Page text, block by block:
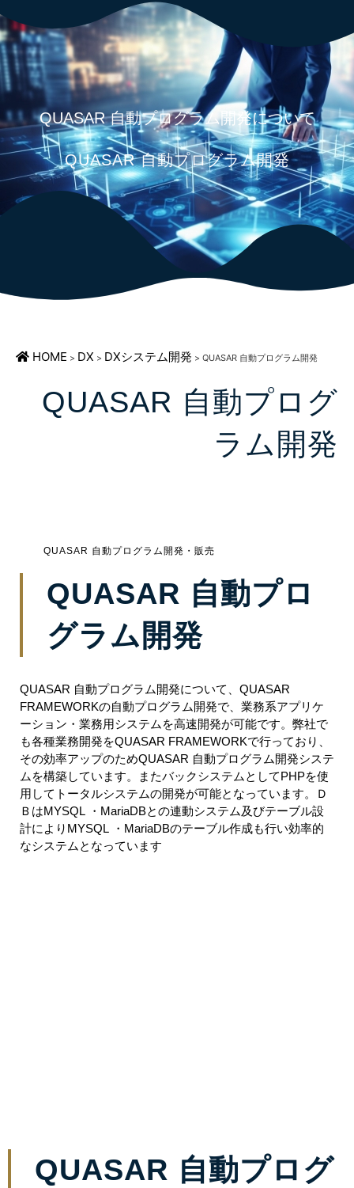
QUASAR 自動プログラム開発について
QUASAR 自動プログラム開発
HOME > DX > DXシステム開発 > QUASAR 自動プログラム開発
QUASAR 自動プログ
ラム開発
QUASAR 自動プログラム開発・販売
QUASAR 自動プロ
グラム開発
QUASAR 自動プログラム開発について、QUASAR
FRAMEWORKの自動プログラム開発で、業務系アプリケ
ーション・業務用システムを高速開発が可能です。弊社で
も各種業務開発をQUASAR FRAMEWORKで行っており、
その効率アップのためQUASAR 自動プログラム開発システ
ムを構築しています。またバックシステムとしてPHPを使
用してトータルシステムの開発が可能となっています。Ｄ
ＢはMYSQL ・MariaDBとの連動システム及びテーブル設
計によりMYSQL ・MariaDBのテーブル作成も行い効率的
なシステムとなっています
QUASAR 自動プログ